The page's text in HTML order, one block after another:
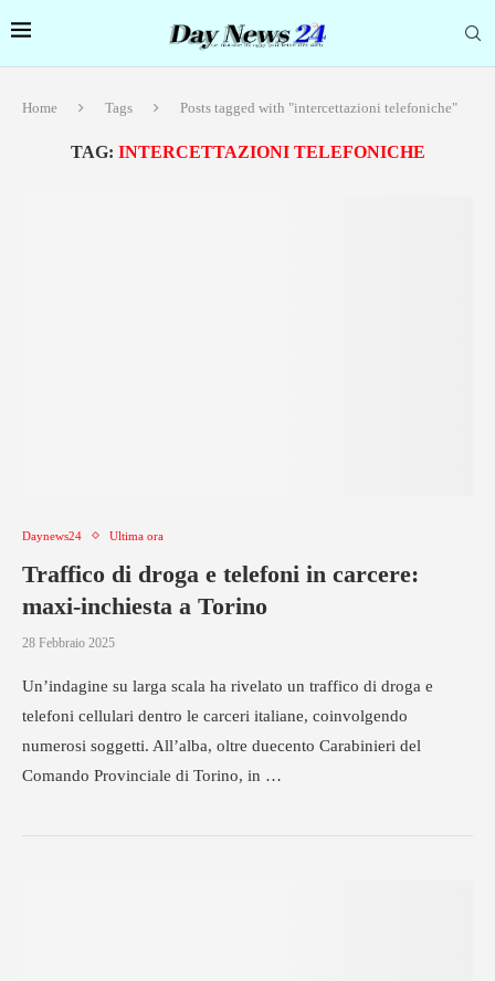
Home Tags Posts tagged with "intercettazioni telefoniche"
TAG: INTERCETTAZIONI TELEFONICHE
Daynews24 Ultima ora
Traffico di droga e telefoni in carcere:
maxi-inchiesta a Torino
28 Febbraio 2025
Un’indagine su larga scala ha rivelato un traffico di droga e
telefoni cellulari dentro le carceri italiane, coinvolgendo
numerosi soggetti. All’alba, oltre duecento Carabinieri del
Comando Provinciale di Torino, in …